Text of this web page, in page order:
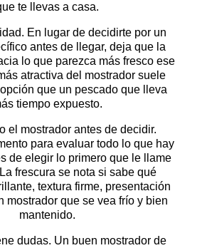
te llevas a casa.
En lugar de decidirte por un
antes de llegar, deja que la
lo que parezca más fresco ese
atractiva del mostrador suele
que un pescado que lleva
tiempo expuesto.
el mostrador antes de decidir.
para evaluar todo lo que hay
de elegir lo primero que le llame
frescura se nota si sabe qué
textura firme, presentación
mostrador que se vea frío y bien
mantenido.
dudas. Un buen mostrador de